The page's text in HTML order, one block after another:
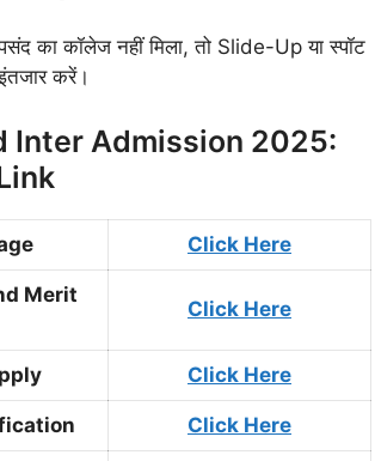
का कॉलेज नहीं मिला, तो Slide-Up या स्पॉट
करें।
Inter Admission 2025:
Click Here
Merit
Click Here
Click Here
Click Here